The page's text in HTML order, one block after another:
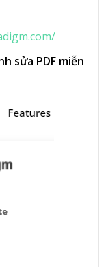
sửa PDF miễn